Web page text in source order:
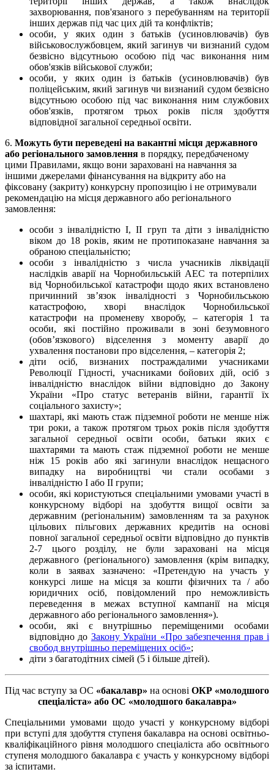
захворювання, пов'язаного з перебуванням на території
інших держав під час цих дій та конфліктів;
особи, у яких один з батьків (усиновлювачів) був
військовослужбовцем, який загинув чи визнаний судом
безвісно відсутньою особою під час виконання ним
обов'язків військової служби;
особи, у яких один із батьків (усиновлювачів) був
поліцейським, який загинув чи визнаний судом безвісно
відсутньою особою під час виконання ним службових
обов'язків, протягом трьох років після здобуття
відповідної загальної середньої освіти.
6. Можуть бути переведені на вакантні місця державного
або регіонального замовлення в порядку, передбаченому
цими Правилами, якщо вони зараховані на навчання за
іншими джерелами фінансування на відкриту або на
фіксовану (закриту) конкурсну пропозицію і не отримували
рекомендацію на місця державного або регіонального
замовлення:
особи з інвалідністю І, ІІ груп та діти з інвалідністю
віком до 18 років, яким не протипоказане навчання за
обраною спеціальністю;
особи з інвалідністю з числа учасників ліквідації
наслідків аварії на Чорнобильській АЕС та потерпілих
від Чорнобильської катастрофи щодо яких встановлено
причинний зв’язок інвалідності з Чорнобильською
катастрофою, хворі внаслідок Чорнобильської
катастрофи на променеву хворобу, – категорія 1 та
особи, які постійно проживали в зоні безумовного
(обов’язкового) відселення з моменту аварії до
ухвалення постанови про відселення, – категорія 2;
діти осіб, визнаних постраждалими учасниками
Революції Гідності, учасниками бойових дій, осіб з
інвалідністю внаслідок війни відповідно до Закону
України «Про статус ветеранів війни, гарантії їх
соціального захисту»;
шахтарі, які мають стаж підземної роботи не менше ніж
три роки, а також протягом трьох років після здобуття
загальної середньої освіти особи, батьки яких є
шахтарями та мають стаж підземної роботи не менше
ніж 15 років або які загинули внаслідок нещасного
випадку на виробництві чи стали особами з
інвалідністю I або II групи;
особи, які користуються спеціальними умовами участі в
конкурсному відборі на здобуття вищої освіти за
державним (регіональним) замовленням та за рахунок
цільових пільгових державних кредитів на основі
повної загальної середньої освіти відповідно до пунктів
2-7 цього розділу, не були зараховані на місця
державного (регіонального) замовлення (крім випадку,
коли в заявах зазначено: «Претендую на участь у
конкурсі лише на місця за кошти фізичних та / або
юридичних осіб, повідомлений про неможливість
переведення в межах вступної кампанії на місця
державного або регіонального замовлення»).
особи, які є внутрішньо переміщеними особами
відповідно до Закону України «Про забезпечення прав і
свобод внутрішньо переміщених осіб»;
діти з багатодітних сімей (5 і більше дітей).
Під час вступу за ОС «бакалавр» на основі ОКР «молодшого
спеціаліста» або ОС «молодшого бакалавра»
Спеціальними умовами щодо участі у конкурсному відборі
при вступі для здобуття ступеня бакалавра на основі освітньо-
кваліфікаційного рівня молодшого спеціаліста або освітнього
ступеня молодшого бакалавра є участь у конкурсному відборі
за іспитами.